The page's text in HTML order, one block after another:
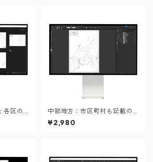
各区の
図デ
）
中部地方：市区町村も記載の
地図データ（PDF・Aiファイ
ル）
¥2,980